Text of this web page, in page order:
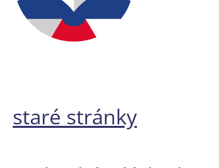
staré stránky